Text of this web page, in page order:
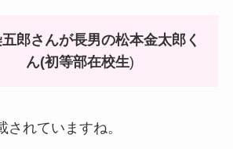
郎さんが長男の松本金太郎く
ん(初等部在校生)
されていますね。